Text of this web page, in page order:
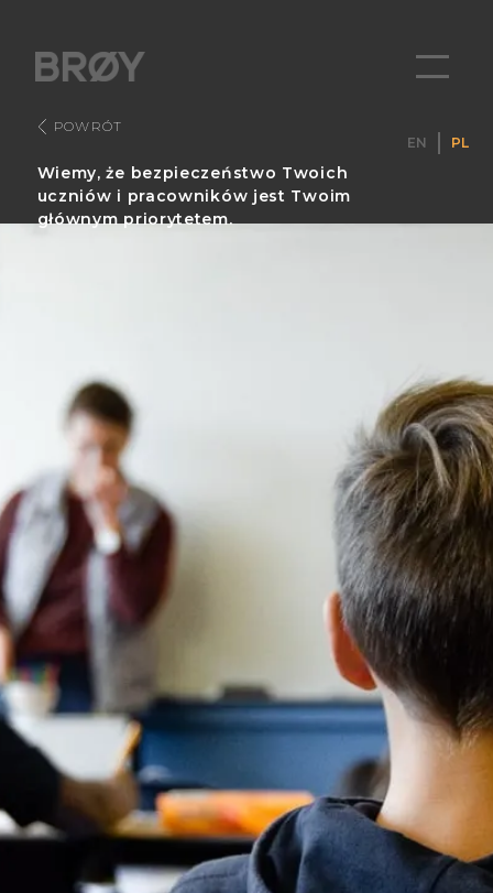
POWRÓT
Wiemy, że bezpieczeństwo Twoich
uczniów i pracowników jest Twoim
głównym priorytetem.
EN PL